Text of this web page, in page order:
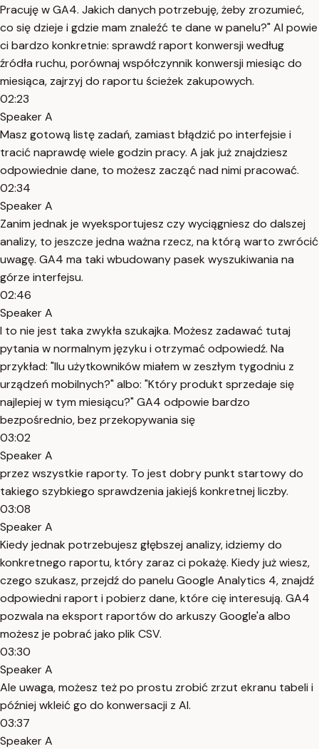
Pracuję w GA4. Jakich danych potrzebuję, żeby zrozumieć,
co się dzieje i gdzie mam znaleźć te dane w panelu?" AI powie
ci bardzo konkretnie: sprawdź raport konwersji według
źródła ruchu, porównaj współczynnik konwersji miesiąc do
miesiąca, zajrzyj do raportu ścieżek zakupowych.
02:23
Speaker A
Masz gotową listę zadań, zamiast błądzić po interfejsie i
tracić naprawdę wiele godzin pracy. A jak już znajdziesz
odpowiednie dane, to możesz zacząć nad nimi pracować.
02:34
Speaker A
Zanim jednak je wyeksportujesz czy wyciągniesz do dalszej
analizy, to jeszcze jedna ważna rzecz, na którą warto zwrócić
uwagę. GA4 ma taki wbudowany pasek wyszukiwania na
górze interfejsu.
02:46
Speaker A
I to nie jest taka zwykła szukajka. Możesz zadawać tutaj
pytania w normalnym języku i otrzymać odpowiedź. Na
przykład: "Ilu użytkowników miałem w zeszłym tygodniu z
urządzeń mobilnych?" albo: "Który produkt sprzedaje się
najlepiej w tym miesiącu?" GA4 odpowie bardzo
bezpośrednio, bez przekopywania się
03:02
Speaker A
przez wszystkie raporty. To jest dobry punkt startowy do
takiego szybkiego sprawdzenia jakiejś konkretnej liczby.
03:08
Speaker A
Kiedy jednak potrzebujesz głębszej analizy, idziemy do
konkretnego raportu, który zaraz ci pokażę. Kiedy już wiesz,
czego szukasz, przejdź do panelu Google Analytics 4, znajdź
odpowiedni raport i pobierz dane, które cię interesują. GA4
pozwala na eksport raportów do arkuszy Google'a albo
możesz je pobrać jako plik CSV.
03:30
Speaker A
Ale uwaga, możesz też po prostu zrobić zrzut ekranu tabeli i
później wkleić go do konwersacji z AI.
03:37
Speaker A